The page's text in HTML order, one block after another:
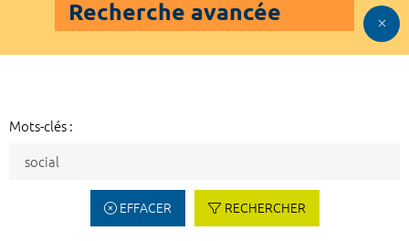
Recherche avancée
Mots-clés :
EFFACER RECHERCHER